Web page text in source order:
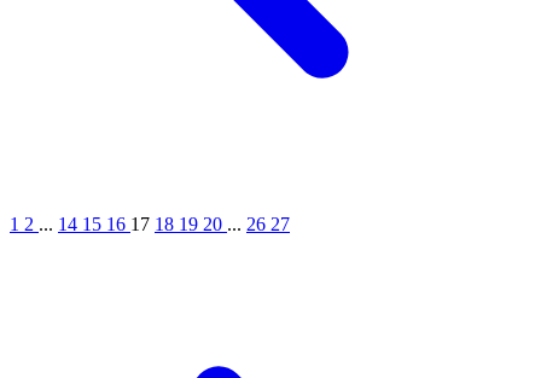
1 2 ... 14 15 16 17 18 19 20 ... 26 27